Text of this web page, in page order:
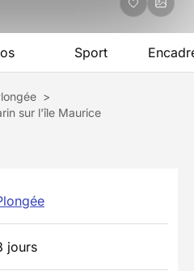
Sport
>
sur l'île Maurice
jours